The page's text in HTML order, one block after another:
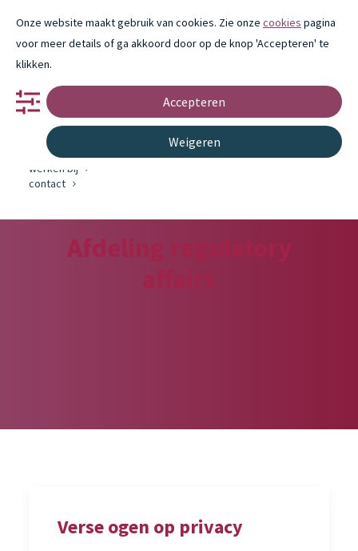
portfolio
partnerschap
innovatie
over ons
werken bij
contact
Afdeling regulatory
Verse ogen op privacy
Onze website maakt gebruik van cookies. Zie onze cookies pagina
voor meer details of ga akkoord door op de knop 'Accepteren' te
klikken.
Accepteren
Weigeren